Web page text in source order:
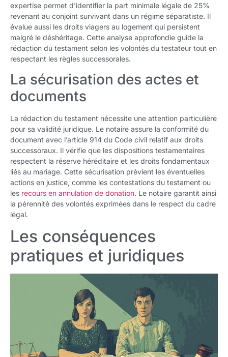
expertise permet d’identifier la part minimale légale de 25%
revenant au conjoint survivant dans un régime séparatiste. Il
évalue aussi les droits viagers au logement qui persistent
malgré le déshéritage. Cette analyse approfondie guide la
rédaction du testament selon les volontés du testateur tout en
respectant les règles successorales.
La sécurisation des actes et
documents
La rédaction du testament nécessite une attention particulière
pour sa validité juridique. Le notaire assure la conformité du
document avec l’article 914 du Code civil relatif aux droits
successoraux. Il vérifie que les dispositions testamentaires
respectent la réserve héréditaire et les droits fondamentaux
liés au mariage. Cette sécurisation prévient les éventuelles
actions en justice, comme les contestations du testament ou
les recours en annulation de donation. Le notaire garantit ainsi
la pérennité des volontés exprimées dans le respect du cadre
légal.
Les conséquences
pratiques et juridiques